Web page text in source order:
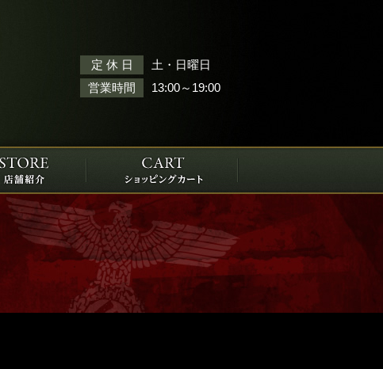
定 休 日 土・日曜日
営業時間 13:00～19:00